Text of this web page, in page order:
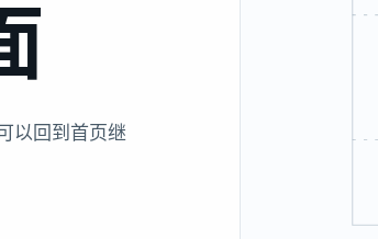
以回到首页继